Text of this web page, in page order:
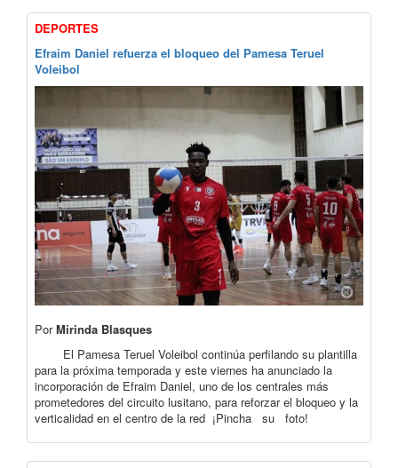
DEPORTES
Efraim Daniel refuerza el bloqueo del Pamesa Teruel
Voleibol
PorMirinda Blasques
El Pamesa Teruel Voleibol continúa perfilando su plantilla
para la próxima temporada y este viernes ha anunciado la
incorporación de Efraim Daniel, uno de los centrales más
prometedores del circuito lusitano, para reforzar el bloqueo y la
verticalidad en el centro de la red ¡Pincha su foto!